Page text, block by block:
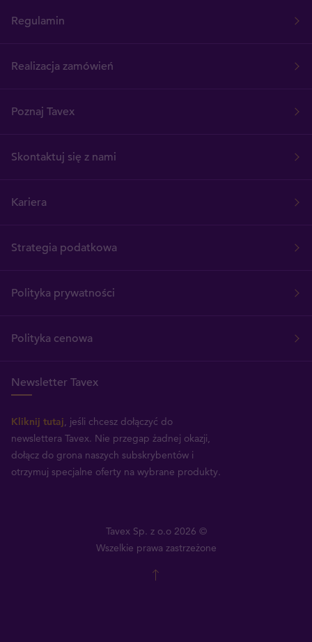
Regulamin
Realizacja zamówień
Poznaj Tavex
Skontaktuj się z nami
Kariera
Strategia podatkowa
Polityka prywatności
Polityka cenowa
Newsletter Tavex
Kliknij tutaj, jeśli chcesz dołączyć do
newslettera Tavex. Nie przegap żadnej okazji,
dołącz do grona naszych subskrybentów i
otrzymuj specjalne oferty na wybrane produkty.
Tavex Sp. z o.o 2026 ©
Wszelkie prawa zastrzeżone